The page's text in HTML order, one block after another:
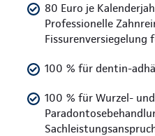
80 Euro je
Professionelle
Fissurenversiegelung
100 % für dentin-
100 % für Wurzel- und